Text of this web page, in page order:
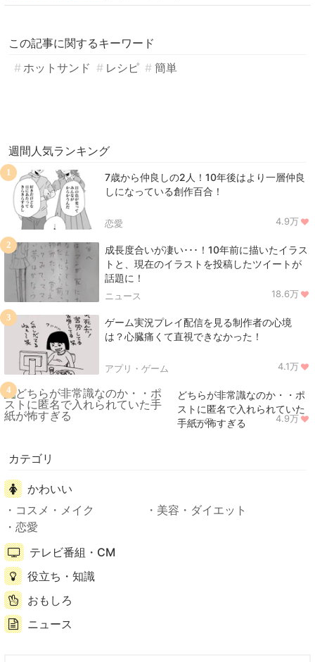
この記事に関するキーワード
ホットサンド
レシピ 簡単
週間人気ランキング
7歳から仲良しの2人！10年後はより一層仲良
しになっている創作百合！
恋愛 4.9万
1
成長度合いが凄い･･･！10年前に描いたイラス
トと、現在のイラストを投稿したツイートが
話題に！
ニュース 18.6万
2
ゲーム実況プレイ配信を見る制作者の心境
は？心臓痛くて直視できなかった！
アプリ・ゲーム 4.1万
3
どちらが非常識なのか・・ポ
ストに匿名で入れられていた
手紙が怖すぎる
ニュース 4.9万
4
カテゴリ
かわいい
コスメ・メイク
美容・ダイエット
恋愛
テレビ番組・CM
役立ち・知識
おもしろ
ニュース